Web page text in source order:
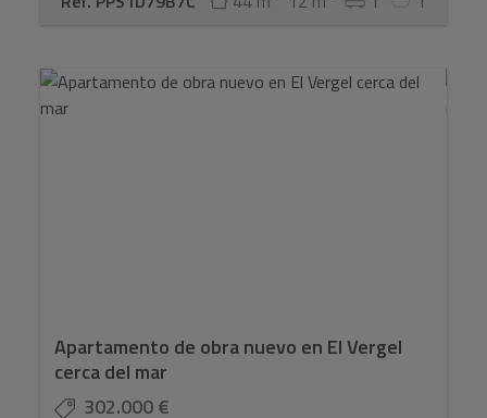
Apartamento de obra nuevo en El Vergel
cerca del mar
302.000 €